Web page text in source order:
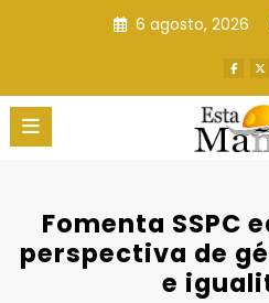
6 agosto, 2026
Fomenta SSPC
perspectiva de
e